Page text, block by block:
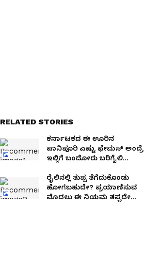
RELATED STORIES
ಕರ್ನಾಟಕದ ಈ ಊರಿನ
ಪಾನಿಪೂರಿ ಎಷ್ಟು ಫೇಮಸ್ ಅಂದ್ರೆ
ಇಲ್ಲಿಗೆ ಬಂದೋರು ಬರಿಗೈಲಿ
ರೈಲಿನಲ್ಲಿ ತುಪ್ಪ ತೆಗೆದುಕೊಂಡು
ಹೋಗಬಹುದೇ? ಪ್ರಯಾಣಿಸುವ
ಮೊದಲು ಈ ನಿಯಮ ತಪ್ಪದೇ